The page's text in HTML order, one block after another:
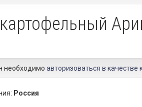
необходимо авторизоваться в качестве
Россия